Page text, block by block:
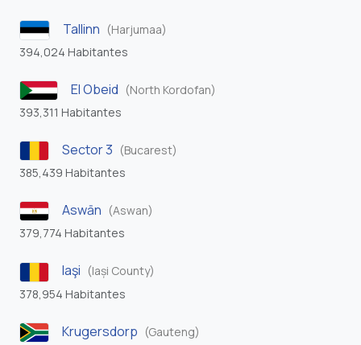
Tallinn (Harjumaa)
394,024 Habitantes
El Obeid (North Kordofan)
393,311 Habitantes
Sector 3 (Bucarest)
385,439 Habitantes
Aswān (Aswan)
379,774 Habitantes
Iaşi (Iași County)
378,954 Habitantes
Krugersdorp (Gauteng)